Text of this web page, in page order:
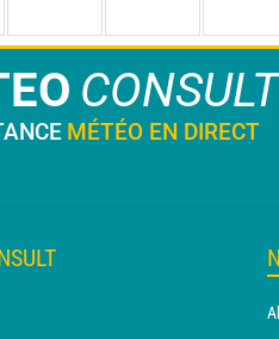
CONSULT
MÉTÉO EN DIRECT